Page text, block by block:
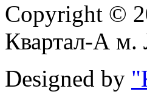
Copyright ©
Квартал-А м.
Designed by